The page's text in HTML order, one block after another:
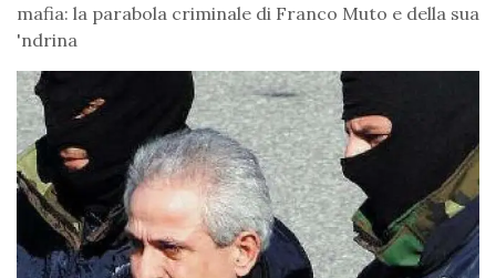
mafia: la parabola criminale di Franco Muto e della sua
'ndrina